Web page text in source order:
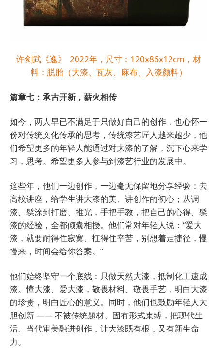
许剑武《逸》 2022年，尺寸：120x86x12cm，材
料：脱胎（大漆、瓦灰、麻布、入漆颜料）
篇章七：承古开新，薪火相传
如今，两人早已不满足于只做好自己的创作，也心怀一
份对传统文化传承的思考，传统漆艺匠人越来越少，他
们希望更多的年轻人能通过对大漆的了解，沉下心来学
习，思考。希望更多人参与到漆艺行业的发展中。
这些年，他们一边创作，一边毫无保留地分享经验：去
高校讲座，给学生讲大漆的美、讲创作的初心；从调
漆、髹涂到打磨、推光，手把手教，把自己的心得、髹
漆的经验，全都倾囊相授。他们常对年轻人说：“爱大
漆，就要耐得住寂寞、扛得住辛苦，别想着走捷径，慢
慢来，时间会给你答案。”
他们始终坚守一个底线：只做天然大漆，抵制化工速成
漆。懂大漆、爱大漆，敬畏材料、敬畏手艺，明白大漆
的珍贵，明白匠心的意义。同时，他们也鼓励年轻人大
胆创新 —— 不被传统题材、固有形式束缚，把现代生
活、当代审美融进创作，让大漆既有根，又有新生命
力。